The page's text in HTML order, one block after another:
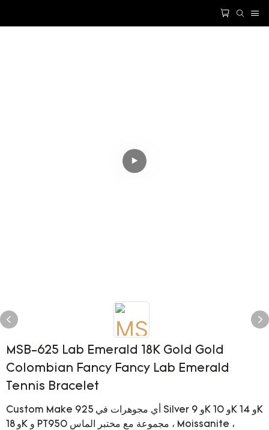
MSB-625 Lab Emerald 18K Gold Gold
Colombian Fancy Fancy Lab Emerald
Tennis Bracelet
Custom Make أي مجوهرات في 925 Silver و 9K و 10K و 14K
و 18K و PT950 مجموعة مع مختبر الماس ، Moissanite ،